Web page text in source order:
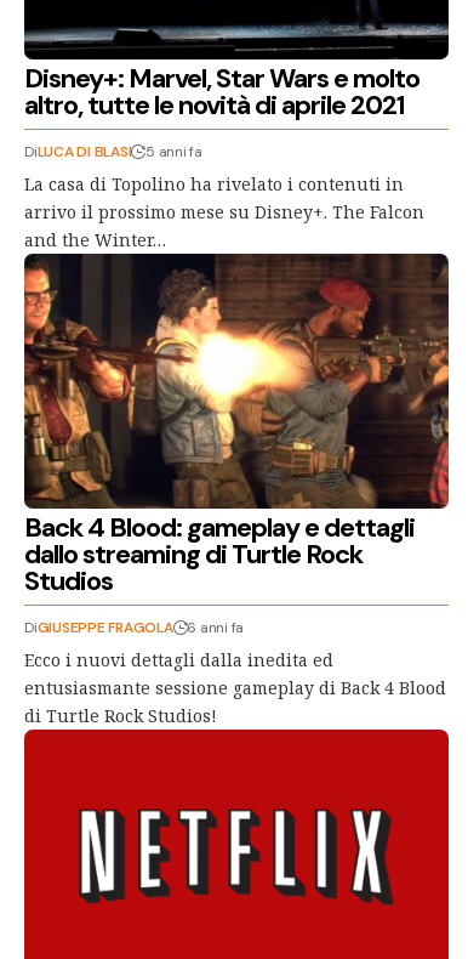
Disney+: Marvel, Star Wars e molto
altro, tutte le novità di aprile 2021
DiLUCA DI BLASI 5 anni fa
La casa di Topolino ha rivelato i contenuti in
arrivo il prossimo mese su Disney+. The Falcon
and the Winter…
Back 4 Blood: gameplay e dettagli
dallo streaming di Turtle Rock
Studios
DiGIUSEPPE FRAGOLA 6 anni fa
Ecco i nuovi dettagli dalla inedita ed
entusiasmante sessione gameplay di Back 4 Blood
di Turtle Rock Studios!